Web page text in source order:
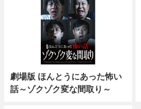
劇場版 ほんとうにあった怖い
話～ゾクゾク変な間取り～